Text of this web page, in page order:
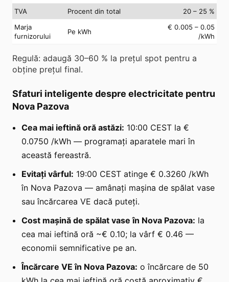
TVA
Procent din total
20 – 25 %
Marja
furnizorului
Pe kWh
€ 0.005 – 0.05
/kWh
Regulă: adaugă 30–60 % la prețul spot pentru a
obține prețul final.
Sfaturi inteligente despre electricitate pentru
Nova Pazova
Cea mai ieftină oră astăzi: 10:00 CEST la €
0.0750 /kWh — programați aparatele mari în
această fereastră.
Evitați vârful: 19:00 CEST atinge € 0.3260 /kWh
în Nova Pazova — amânați mașina de spălat vase
sau încărcarea VE dacă puteți.
Cost mașină de spălat vase în Nova Pazova: la
cea mai ieftină oră ~€ 0.10; la vârf € 0.46 —
economii semnificative pe an.
Încărcare VE în Nova Pazova: o încărcare de 50